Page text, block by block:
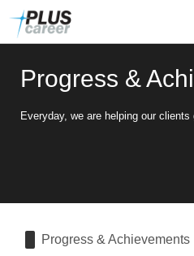
Progress &
Everyday, we are helping our clients
Progress & Achievements